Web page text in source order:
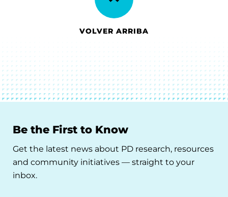
VOLVER ARRIBA
Be the First to Know
Get the latest news about PD research, resources
and community initiatives — straight to your
inbox.